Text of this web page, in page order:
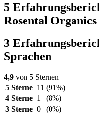
5
Rosental
3
Sprachen
4,9 von 5 Sternen
5 Sterne 11 (91%)
4 Sterne 1
(8%)
3 Sterne 0
(0%)